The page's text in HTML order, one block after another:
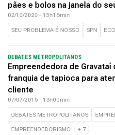
pães e bolos na janela do
02/10/2020 - 15h16min
SEU PROBLEMA É NOSSO SPN
DEBATES METROPOLITANOS
Empreendedora de Gravataí
franquia de tapioca para
cliente
07/07/2016 - 13h00min
DEBATES METROPOLITANOS
EMPREENDEDORISMO + 7